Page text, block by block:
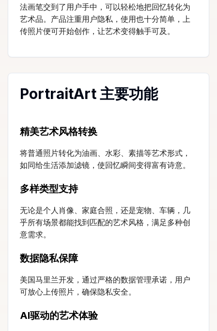
法画笔交到了用户手中，可以轻松地把回忆转化为
艺术品。产品注重用户隐私，使用也十分简单，上
传照片便可开始创作，让艺术变得触手可及。
PortraitArt 主要功能
精美艺术风格转换
将普通照片转化为油画、水彩、素描等艺术形式，
如同给生活添加滤镜，使回忆瞬间变得富有诗意。
多样类型支持
无论是个人肖像、家庭合照，还是宠物、车辆，几
乎所有场景都能找到匹配的艺术风格，满足多种创
意需求。
数据隐私保障
美国马里兰开发，通过严格的数据管理承诺，用户
可放心上传照片，确保隐私安全。
AI驱动的艺术体验